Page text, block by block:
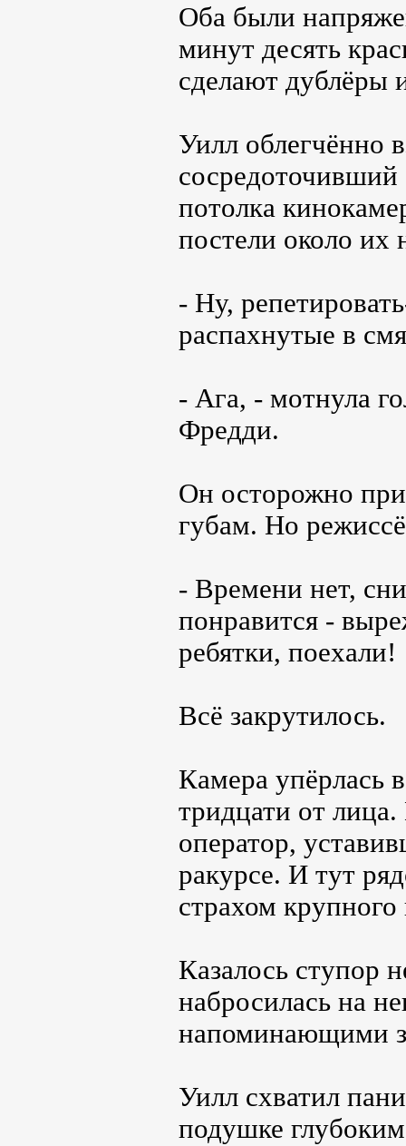
Оба были
минут десять
сделают дублёры
Уилл облегчённо
сосредоточивший
потолка
постели около
- Ну,
распахнутые в
- Ага, - мотнула
Фредди.
Он осторожно
губам. Но
- Времени нет,
понравится -
ребятки, поехали!
Всё закрутилось.
Камера упёрлась
тридцати от
оператор,
ракурсе. И тут
страхом крупного
Казалось ступор
набросилась на
напоминающими
Уилл схватил
подушке